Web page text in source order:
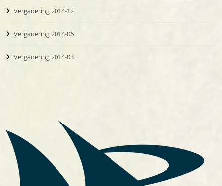
Vergadering 2014-12
Vergadering 2014-06
Vergadering 2014-03